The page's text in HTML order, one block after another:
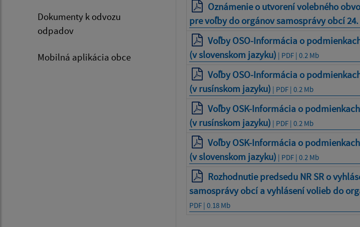
Dokumenty k odvozu
odpadov
Mobilná aplikácia obce
Oznámenie o utvorení volebného
pre voľby do orgánov samosprávy obcí
Voľby OSO-Informácia o
(v slovenskom jazyku) | PDF | 0.2 Mb
Voľby OSO-Informácia o
(v rusínskom jazyku) | PDF | 0.2 Mb
Voľby OSK-Informácia o
(v rusínskom jazyku) | PDF | 0.2 Mb
Voľby OSK-Informácia o
(v slovenskom jazyku) | PDF | 0.2 Mb
Rozhodnutie predsedu NR SR o
samosprávy obcí a vyhlásení volieb do
PDF | 0.18 Mb